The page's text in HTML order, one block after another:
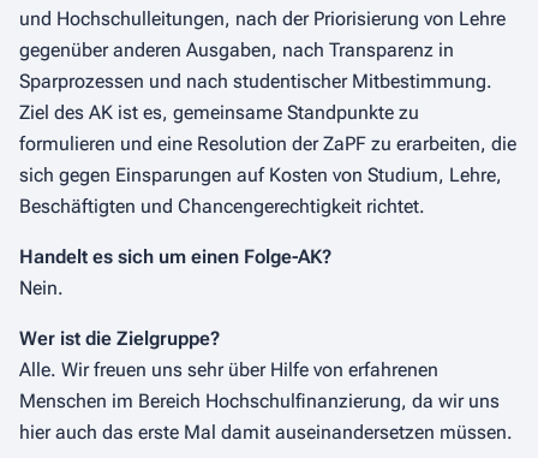
und Hochschulleitungen, nach der Priorisierung von Lehre
gegenüber anderen Ausgaben, nach Transparenz in
Sparprozessen und nach studentischer Mitbestimmung.
Ziel des AK ist es, gemeinsame Standpunkte zu
formulieren und eine Resolution der ZaPF zu erarbeiten, die
sich gegen Einsparungen auf Kosten von Studium, Lehre,
Beschäftigten und Chancengerechtigkeit richtet.
Handelt es sich um einen Folge-AK?
Nein.
Wer ist die Zielgruppe?
Alle. Wir freuen uns sehr über Hilfe von erfahrenen
Menschen im Bereich Hochschulfinanzierung, da wir uns
hier auch das erste Mal damit auseinandersetzen müssen.